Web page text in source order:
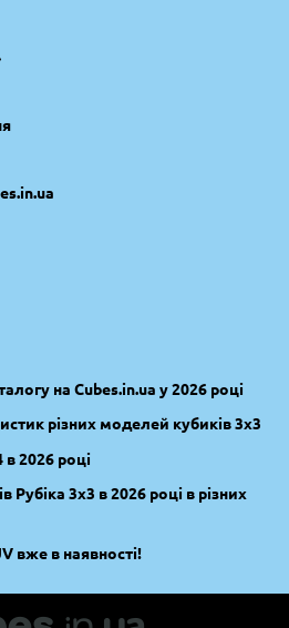
на Cubes.in.ua у 2026 році
різних моделей кубиків 3х3
2026 році
3х3 в 2026 році в різних
вже в наявності!